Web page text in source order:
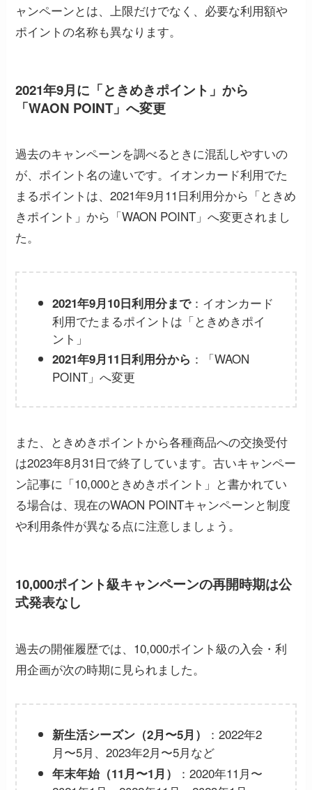
ャンペーンとは、上限だけでなく、必要な利用額や
ポイントの名称も異なります。
2021年9月に「ときめきポイント」から
「WAON POINT」へ変更
過去のキャンペーンを調べるときに混乱しやすいの
が、ポイント名の違いです。イオンカード利用でた
まるポイントは、2021年9月11日利用分から「ときめ
きポイント」から「WAON POINT」へ変更されまし
た。
2021年9月10日利用分まで：イオンカード
利用でたまるポイントは「ときめきポイ
ント」
2021年9月11日利用分から ：「WAON
POINT」へ変更
また、ときめきポイントから各種商品への交換受付
は2023年8月31日で終了しています。古いキャンペー
ン記事に「10,000ときめきポイント」と書かれてい
る場合は、現在のWAON POINTキャンペーンと制度
や利用条件が異なる点に注意しましょう。
10,000ポイント級キャンペーンの再開時期は公
式発表なし
過去の開催履歴では、10,000ポイント級の入会・利
用企画が次の時期に見られました。
新生活シーズン（2月〜5月）
：2022年2
月〜5月、2023年2月〜5月など
年末年始（11月〜1月）
：2020年11月〜